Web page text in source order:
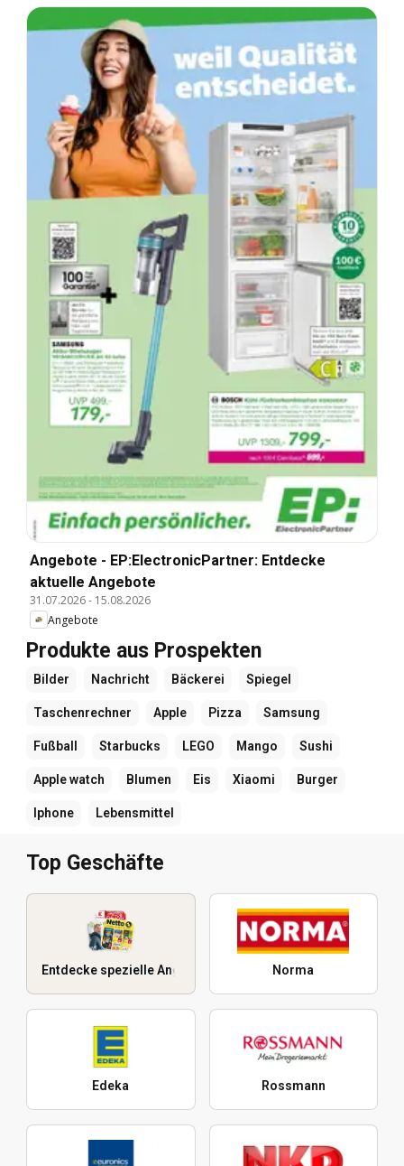
Angebote - EP:ElectronicPartner: Entdecke
aktuelle Angebote
31.07.2026- 15.08.2026
Angebote
Produkte aus Prospekten
Bilder Nachricht Bäckerei Spiegel
Taschenrechner Apple Pizza Samsung
Fußball Starbucks LEGO Mango Sushi
Apple watch Blumen Eis Xiaomi Burger
Iphone Lebensmittel
Top Geschäfte
Entdecke spezielle Angebote Norma
Edeka Rossmann